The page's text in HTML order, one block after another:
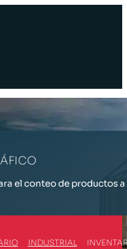
el conteo de productos
INDUSTRIAL